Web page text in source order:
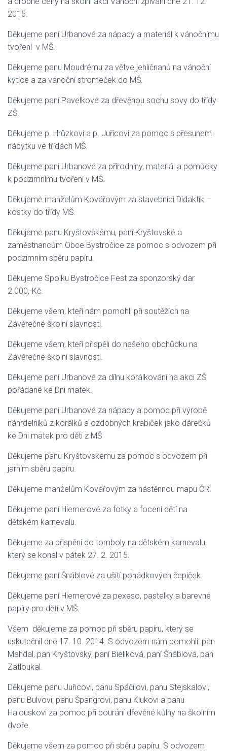
2015.
Děkujeme paní Urbanové za nápady a materiál k vánočnímu
tvoření v MŠ.
Děkujeme panu Moudrému za větve jehličnanů na vánoční
kytice a za vánoční stromeček do MŠ.
Děkujeme paní Pavelkové za dřevěnou sochu sovy do třídy
ZŠ.
Děkujeme p. Hrůzkovi a p. Juřicovi za pomoc s přesunem
nábytku ve třídách MŠ.
Děkujeme paní Urbanové za přírodniny, materiál a pomůcky
k podzimnímu tvoření v MŠ.
Děkujeme manželům Kovářovým za stavebnici Didaktik –
kostky do třídy MŠ.
Děkujeme panu Kryštovskému, paní Kryštovské a
zaměstnancům Obce Bystročice za pomoc s odvozem při
podzimním sběru papíru.
Děkujeme Spolku Bystročice Fest za sponzorský dar
2.000,-Kč.
Děkujeme všem, kteří nám pomohli při soutěžích na
Závěrečné školní slavnosti.
Děkujeme všem, kteří přispěli do našeho obchůdku na
Závěrečné školní slavnosti.
Děkujeme paní Urbanové za dílnu korálkování na akci ZŠ
pořádané ke Dni matek.
Děkujeme paní Urbanové za nápady a pomoc při výrobě
náhrdelníků z korálků a ozdobných krabiček jako dárečků
ke Dni matek pro děti z MŠ
Děkujeme panu Kryštovskému za pomoc s odvozem při
jarním sběru papíru.
Děkujeme manželům Kovářovým za nástěnnou mapu ČR.
Děkujeme paní Hiemerové za fotky a focení dětí na
dětském karnevalu.
Děkujeme za přispění do tomboly na dětském karnevalu,
který se konal v pátek 27. 2. 2015.
Děkujeme paní Šnáblové za ušití pohádkových čepiček.
Děkujeme paní Hiemerové za pexeso, pastelky a barevné
papíry pro děti v MŠ.
Všem děkujeme za pomoc při sběru papíru, který se
uskutečnil dne 17. 10. 2014. S odvozem nám pomohli: pan
Mahdal, pan Kryštovský, paní Bieliková, paní Šnáblová, pan
Zatloukal.
Děkujeme panu Juřicovi, panu Spáčilovi, panu Stejskalovi,
panu Bulvovi, panu Špangrovi, panu Klukovi a panu
Halouskovi za pomoc při bourání dřevěné kůlny na školním
dvoře.
Děkujeme všem za pomoc při sběru papíru. S odvozem